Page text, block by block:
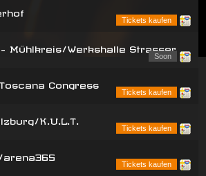
Tickets kaufen
Mühlkreis/Werkshalle Strasser
Soon
Congress
Tickets kaufen
K.U.L.T.
Tickets kaufen
arena365
Tickets kaufen